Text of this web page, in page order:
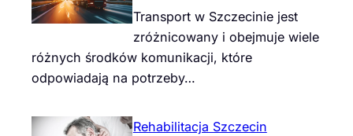
Transport w Szczecinie jest
zróżnicowany i obejmuje wiele
różnych środków komunikacji, które
odpowiadają na potrzeby…
Rehabilitacja Szczecin